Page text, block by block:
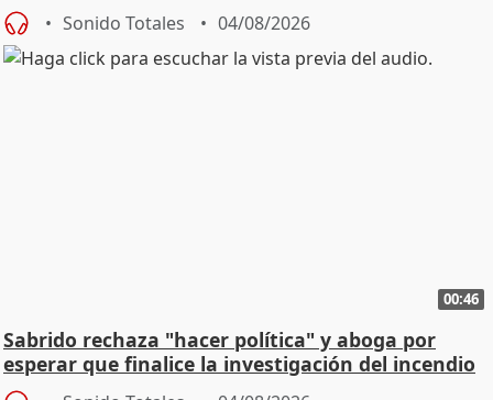
Sonido Totales 04/08/2026
00:46
Sabrido rechaza "hacer política" y aboga por
esperar que finalice la investigación del incendio